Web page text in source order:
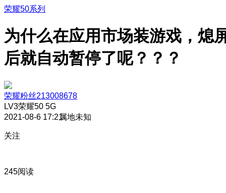
荣耀50系列
为什么在应用市场装游戏，熄
后就自动暂停了呢？？？
荣耀粉丝213008678
LV3荣耀50 5G
2021-08-6 17:21属地未知
关注
245阅读